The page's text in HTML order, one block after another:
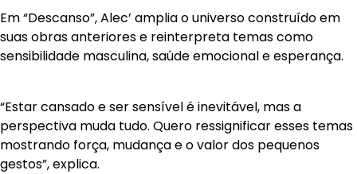
Em “Descanso”, Alec’ amplia o universo construído em
suas obras anteriores e reinterpreta temas como
sensibilidade masculina, saúde emocional e esperança.
“Estar cansado e ser sensível é inevitável, mas a
perspectiva muda tudo. Quero ressignificar esses temas
mostrando força, mudança e o valor dos pequenos
gestos”, explica.